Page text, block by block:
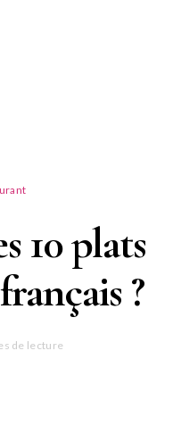
10 plats
?
de lecture